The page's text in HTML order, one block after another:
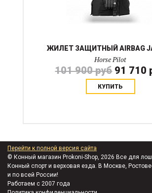
ЖИЛЕТ ЗАЩИТНЫЙ AIRBAG
Horse Pilot
101 900 руб 91 710
КУПИТЬ
Перейти к полной версия сайта
© Конный магазин Prokoni-Shop, 2026 Все для
Конный спорт и верховая езда. В Москве,
и по всей России!
Работаем с 2007 года